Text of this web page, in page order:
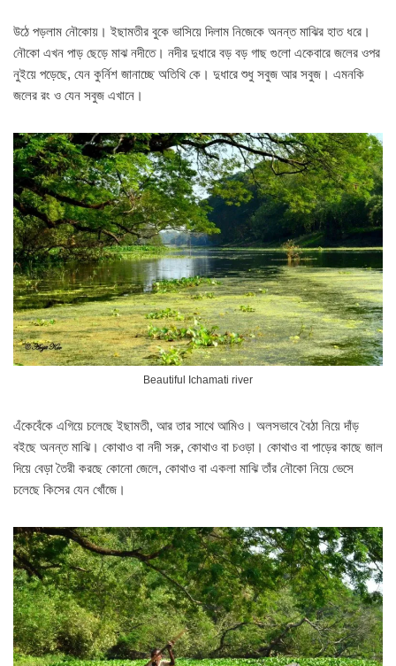
উঠে পড়লাম নৌকোয়। ইছামতীর বুকে ভাসিয়ে দিলাম নিজেকে অনন্ত মাঝির হাত ধরে।
নৌকো এখন পাড় ছেড়ে মাঝ নদীতে। নদীর দুধারে বড় বড় গাছ গুলো একেবারে জলের ওপর
নুইয়ে পড়েছে, যেন কুর্নিশ জানাচ্ছে অতিথি কে। দুধারে শুধু সবুজ আর সবুজ। এমনকি
জলের রং ও যেন সবুজ এখানে।
Beautiful Ichamati river
এঁকেবেঁকে এগিয়ে চলেছে ইছামতী, আর তার সাথে আমিও। অলসভাবে বৈঠা নিয়ে দাঁড়
বইছে অনন্ত মাঝি। কোথাও বা নদী সরু, কোথাও বা চওড়া। কোথাও বা পাড়ের কাছে জাল
দিয়ে বেড়া তৈরী করছে কোনো জেলে, কোথাও বা একলা মাঝি তাঁর নৌকো নিয়ে ভেসে
চলেছে কিসের যেন খোঁজে।